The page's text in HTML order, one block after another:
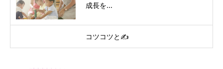
成長を...
コツコツと✍